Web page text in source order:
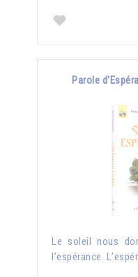
Parole
Le soleil nous
l’espérance.